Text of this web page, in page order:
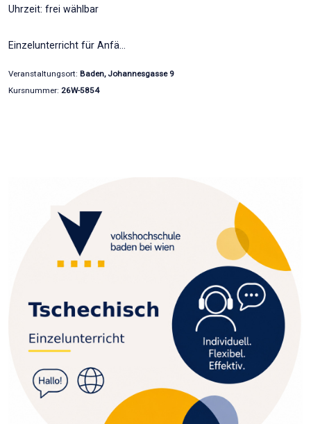
Uhrzeit: frei wählbar
Einzelunterricht für Anfä…
Veranstaltungsort: Baden, Johannesgasse 9
Kursnummer: 26W-5854